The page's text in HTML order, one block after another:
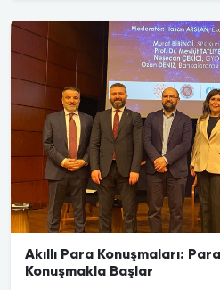
Akıllı Para Konuşmaları:
Konuşmakla Başlar